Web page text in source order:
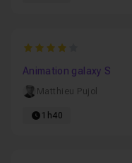
4
Animation galaxy S
Matthieu Pujol
1h40